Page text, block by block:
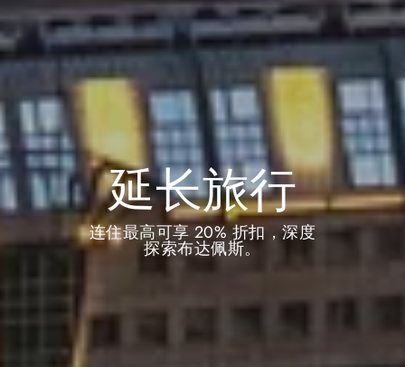
延长旅行
连住最高可享 20% 折扣，深度
探索布达佩斯。